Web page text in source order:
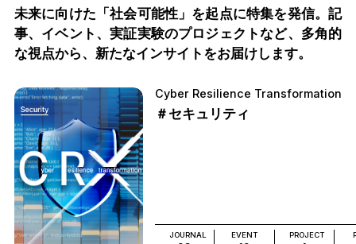
未来に向けた「社会可能性」を起点に特集を発信。記
事、イベント、実証実験のプロジェクトなど、多角的
な視点から、新たなインサイトをお届けします。
Cyber Resilience Transformation
＃セキュリティ
JOURNAL EVENT PROJECT